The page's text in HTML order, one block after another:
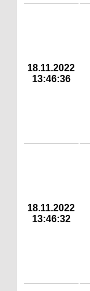
18.11.2022
13:46:36
18.11.2022
13:46:32